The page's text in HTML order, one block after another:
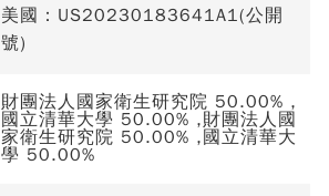
美國：US20230183641A1(公開
號)
財團法人國家衛生研究院 50.00% ,
國立清華大學 50.00% ,財團法人國
家衛生研究院 50.00% ,國立清華大
學 50.00%